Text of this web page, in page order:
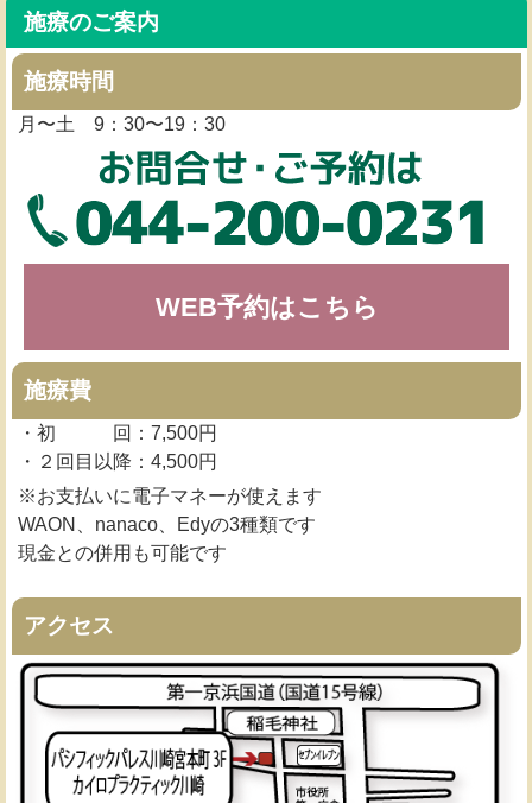
施療のご案内
施療時間
月〜土 9：30〜19：30
WEB予約はこちら
施療費
・初 回：7,500円
・２回目以降：4,500円
※お支払いに電子マネーが使えます
WAON、nanaco、Edyの3種類です
現金との併用も可能です
アクセス